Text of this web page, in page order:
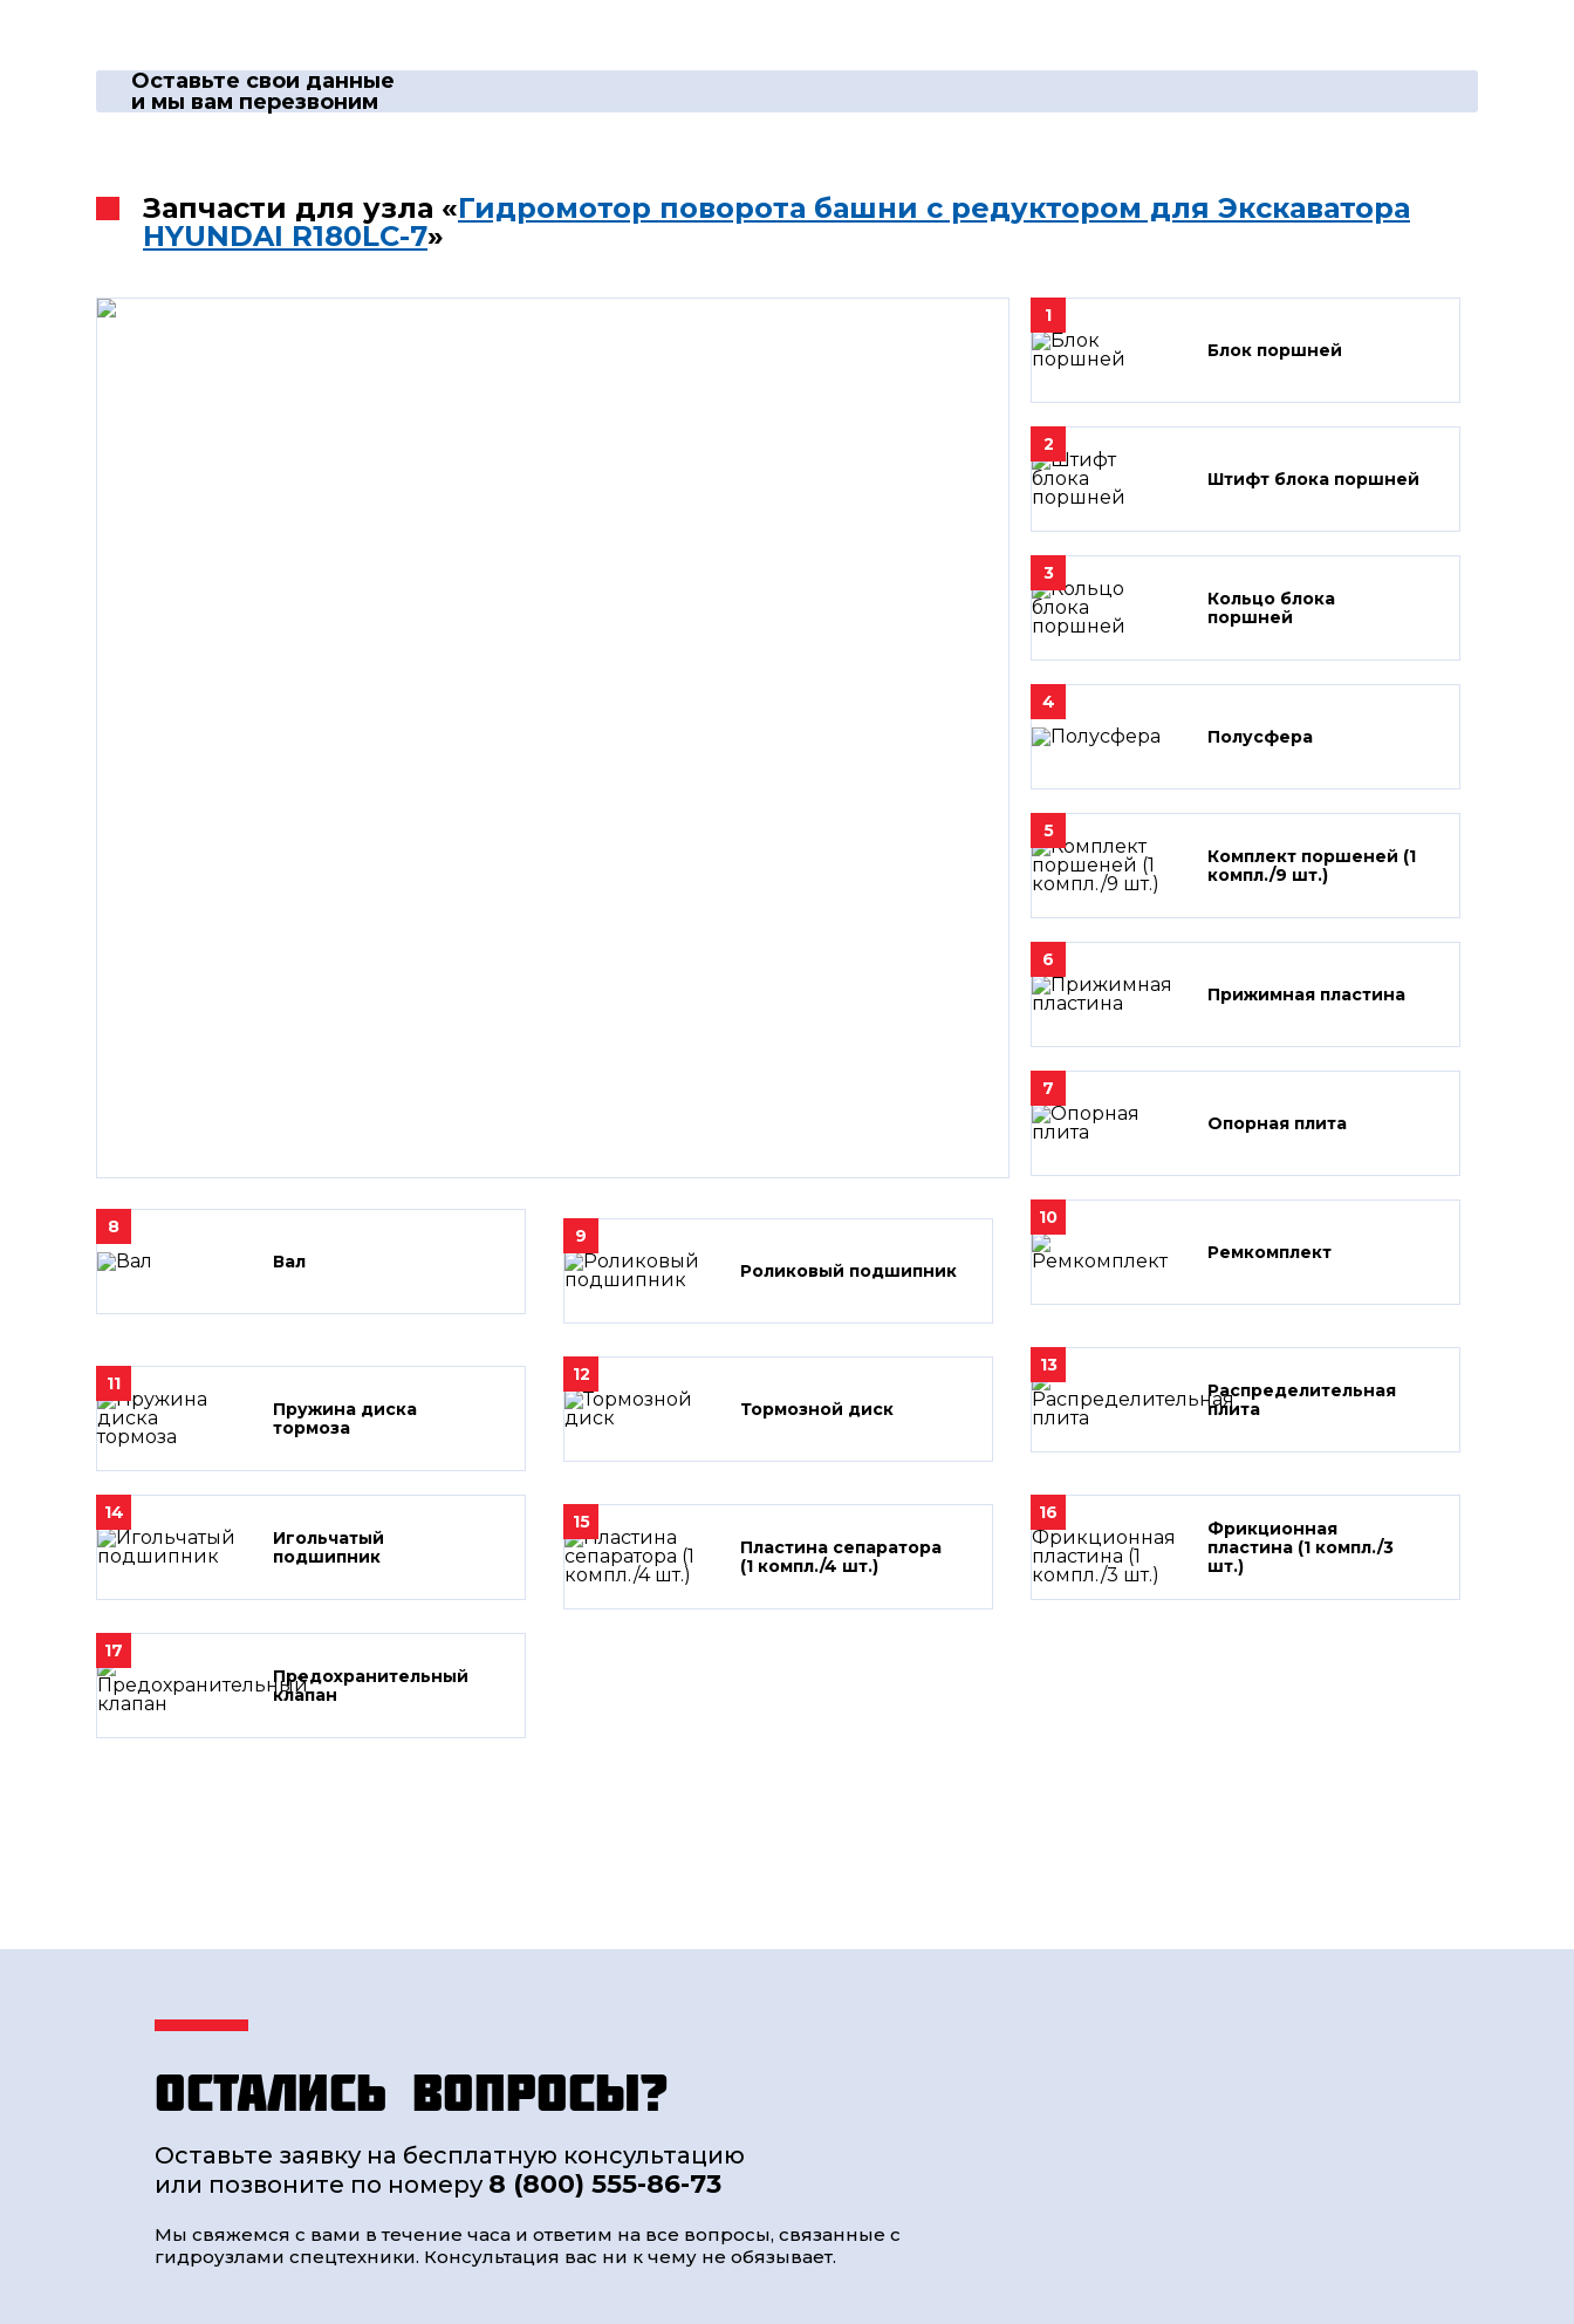
Оставьте свои данные
и мы вам перезвоним
Запчасти для узла «Гидромотор поворота башни с редуктором для Экскаватора
HYUNDAI R180LC-7»
1
Блок поршней
2
Штифт блока поршней
3
Кольцо блока
поршней
4
Полусфера
5
Комплект поршеней (1
компл./9 шт.)
6
Прижимная пластина
7
Опорная плита
8
Вал
9
Роликовый подшипник
10
Ремкомплект
11
Пружина диска
тормоза
12
Тормозной диск
13
Распределительная
плита
14
Игольчатый
подшипник
15
Пластина сепаратора
(1 компл./4 шт.)
16
Фрикционная
пластина (1 компл./3
шт.)
17
Предохранительный
клапан
Остались вопросы?
Оставьте заявку на бесплатную консультацию
или позвоните по номеру 8 (800) 555-86-73
Мы свяжемся с вами в течение часа и ответим на все вопросы, связанные с
гидроузлами спецтехники. Консультация вас ни к чему не обязывает.